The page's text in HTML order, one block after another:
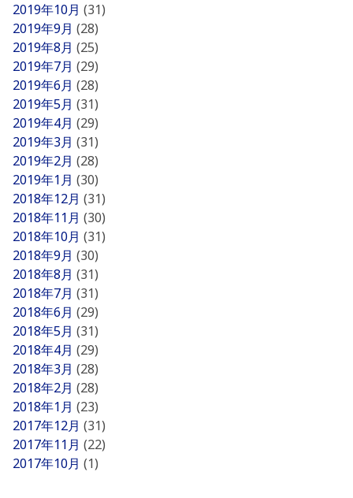
2019年10月 (31)
2019年9月 (28)
2019年8月 (25)
2019年7月 (29)
2019年6月 (28)
2019年5月 (31)
2019年4月 (29)
2019年3月 (31)
2019年2月 (28)
2019年1月 (30)
2018年12月 (31)
2018年11月 (30)
2018年10月 (31)
2018年9月 (30)
2018年8月 (31)
2018年7月 (31)
2018年6月 (29)
2018年5月 (31)
2018年4月 (29)
2018年3月 (28)
2018年2月 (28)
2018年1月 (23)
2017年12月 (31)
2017年11月 (22)
2017年10月 (1)